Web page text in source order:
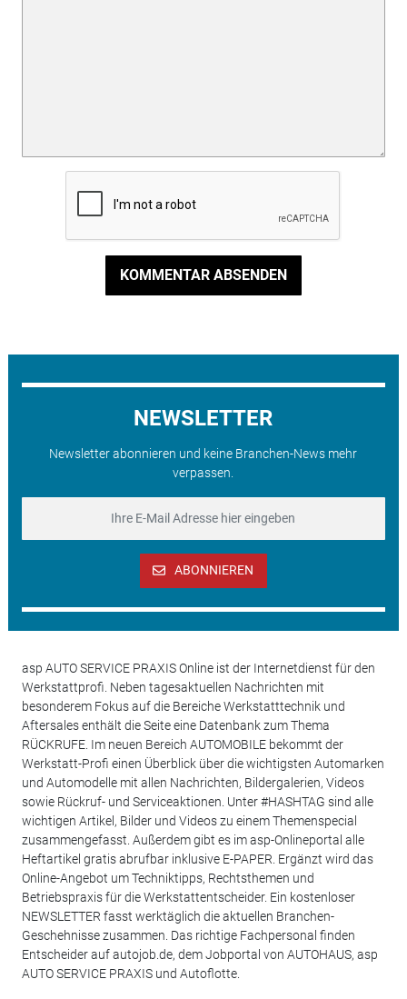
KOMMENTAR ABSENDEN
NEWSLETTER
Newsletter abonnieren und keine Branchen-News mehr
verpassen.
ABONNIEREN
asp AUTO SERVICE PRAXIS Online ist der Internetdienst für den
Werkstattprofi. Neben tagesaktuellen Nachrichten mit
besonderem Fokus auf die Bereiche Werkstatttechnik und
Aftersales enthält die Seite eine Datenbank zum Thema
RÜCKRUFE. Im neuen Bereich AUTOMOBILE bekommt der
Werkstatt-Profi einen Überblick über die wichtigsten Automarken
und Automodelle mit allen Nachrichten, Bildergalerien, Videos
sowie Rückruf- und Serviceaktionen. Unter #HASHTAG sind alle
wichtigen Artikel, Bilder und Videos zu einem Themenspecial
zusammengefasst. Außerdem gibt es im asp-Onlineportal alle
Heftartikel gratis abrufbar inklusive E-PAPER. Ergänzt wird das
Online-Angebot um Techniktipps, Rechtsthemen und
Betriebspraxis für die Werkstattentscheider. Ein kostenloser
NEWSLETTER fasst werktäglich die aktuellen Branchen-
Geschehnisse zusammen. Das richtige Fachpersonal finden
Entscheider auf autojob.de, dem Jobportal von AUTOHAUS, asp
AUTO SERVICE PRAXIS und Autoflotte.